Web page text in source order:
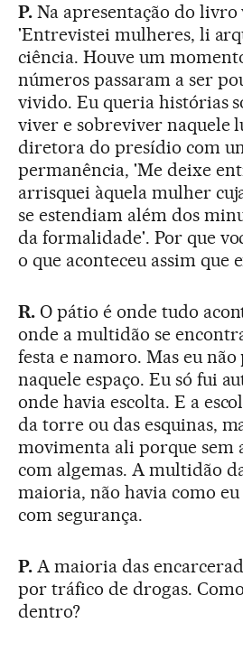
P. Na apresentação do livro
'Entrevistei mulheres, li
ciência. Houve um
números passaram a ser
vivido. Eu queria histórias
viver e sobreviver naquele
diretora do presídio com
permanência, 'Me deixe
arrisquei àquela mulher
se estendiam além dos
da formalidade'. Por que
o que aconteceu assim que
R. O pátio é onde tudo
onde a multidão se
festa e namoro. Mas eu
naquele espaço. Eu só fui
onde havia escolta. E a
da torre ou das esquinas,
movimenta ali porque sem
com algemas. A multidão
maioria, não havia como
com segurança.
P. A maioria das
por tráfico de drogas.
dentro?